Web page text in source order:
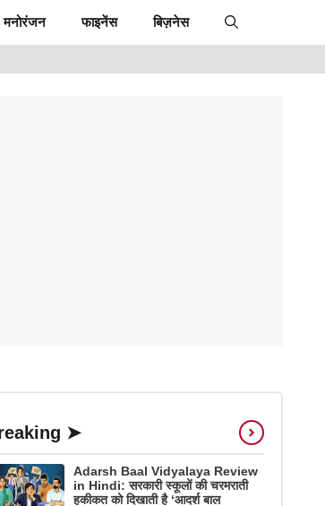
मनोरंजन फाइनेंस बिज़नेस
➤
Adarsh Baal Vidyalaya Review
in Hindi: सरकारी स्कूलों की चरमराती
हकीकत को दिखाती है ‘आदर्श बाल